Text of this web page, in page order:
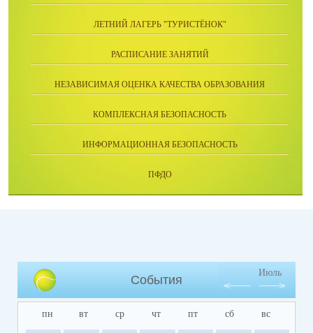
ЛЕТНИЙ ЛАГЕРЬ "ТУРИСТЁНОК"
РАСПИСАНИЕ ЗАНЯТИЙ
НЕЗАВИСИМАЯ ОЦЕНКА КАЧЕСТВА ОБРАЗОВАНИЯ
КОМПЛЕКСНАЯ БЕЗОПАСНОСТЬ
ИНФОРМАЦИОННАЯ БЕЗОПАСНОСТЬ
ПФДО
События
Июль
пн вт ср чт пт сб вс